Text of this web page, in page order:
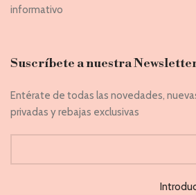
Suscríbete a nuestra
Entérate de todas las novedades,
privadas y rebajas exclusivas